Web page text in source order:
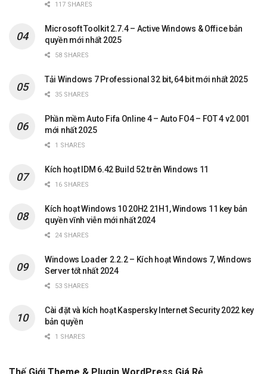
117 SHARES
Microsoft Toolkit 2.7.4 – Active Windows & Office bản
quyền mới nhất 2025
58 SHARES
Tải Windows 7 Professional 32 bit, 64 bit mới nhất 2025
35 SHARES
Phần mềm Auto Fifa Online 4 – Auto FO4 – FOT 4 v2.001
mới nhất 2025
1 SHARES
Kích hoạt IDM 6.42 Build 52 trên Windows 11
16 SHARES
Kích hoạt Windows 10 20H2 21H1, Windows 11 key bản
quyền vĩnh viễn mới nhất 2024
24 SHARES
Windows Loader 2.2.2 – Kích hoạt Windows 7, Windows
Server tốt nhất 2024
53 SHARES
Cài đặt và kích hoạt Kaspersky Internet Security 2022 key
bản quyền
1 SHARES